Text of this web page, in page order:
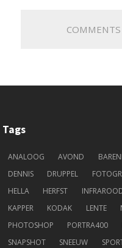
Tags
ANALOOG AVOND
DENNIS
DRUPPEL
HELLA
HERFST
KAPPER
KODAK LENTE
PHOTOSHOP
PORTRA400
SNAPSHOT
SNEEUW